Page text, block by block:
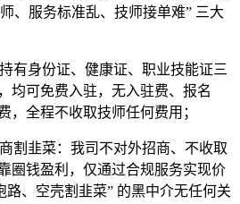
、服务标准乱、技师接单难” 三大
有身份证、健康证、职业技能证三
均可免费入驻，无入驻费、报名
，全程不收取技师任何费用；
割韭菜：我司不对外招商、不收取
圈钱盈利，仅通过合规服务实现价
路、空壳割韭菜” 的黑中介无任何关